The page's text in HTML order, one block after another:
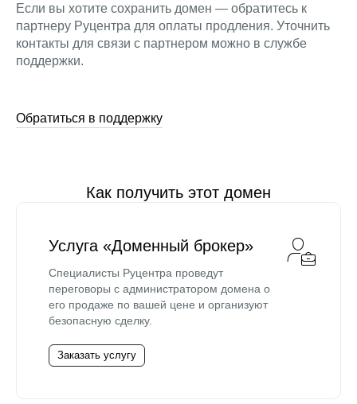
Если вы хотите сохранить домен — обратитесь к
партнеру Руцентра для оплаты продления. Уточнить
контакты для связи с партнером можно в службе
поддержки.
Обратиться в поддержку
Как получить этот домен
Услуга «Доменный брокер»
Специалисты Руцентра проведут
переговоры с администратором домена о
его продаже по вашей цене и организуют
безопасную сделку.
Заказать услугу